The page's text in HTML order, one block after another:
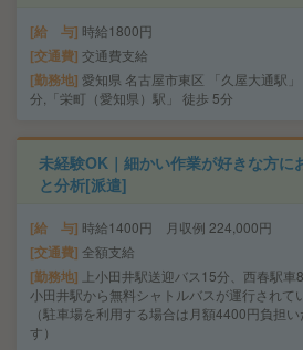
給 与 時給1800円
交通費 交通費支給
勤務地 愛知県 名古屋市東区 「久屋大通駅
分,「栄町（愛知県）駅」 徒歩 5分
未経験OK｜細かい作業が好きな方に
と分析[派遣]
給 与 時給1400円 月収例 224,000円
交通費 全額支給
勤務地
上小田井駅送迎バス15分、西春駅
小田井駅から無料シャトルバスが運行されて
（駐車場を利用する場合は月額4400円負担い
す）